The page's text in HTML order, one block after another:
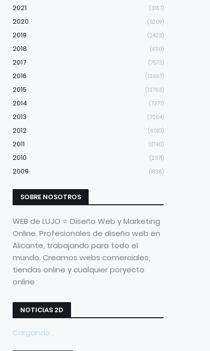
2021 (3167)
2020 (5209)
2019 (2423)
2018 (6110)
2017 (7573)
2016 (13667)
2015 (13763)
2014 (7377)
2013 (7064)
2012 (6087)
2011 (8740)
2010 (2371)
2009 (1836)
SOBRE NOSOTROS
WEB de LUJO ⭐ Diseño Web y Marketing
Online. Profesionales de diseño web en
Alicante, trabajando para todo el
mundo. Creamos webs comerciales,
tiendas online y cualquier poryecto
online
NOTICIAS 2D
Cargando...